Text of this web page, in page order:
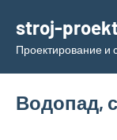
содержимому
stroj-
Проектирование и
Водопад,